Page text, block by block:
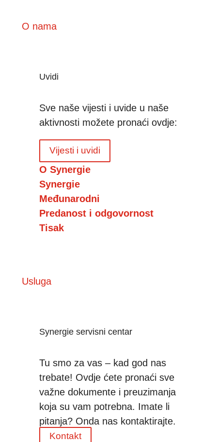
O nama
Uvidi
Sve naše vijesti i uvide u naše
aktivnosti možete pronaći ovdje:
Vijesti i uvidi
O Synergie
Synergie
Međunarodni
Predanost i odgovornost
Tisak
Usluga
Synergie servisni centar
Tu smo za vas – kad god nas
trebate! Ovdje ćete pronaći sve
važne dokumente i preuzimanja
koja su vam potrebna. Imate li
pitanja? Onda nas kontaktirajte.
Kontakt